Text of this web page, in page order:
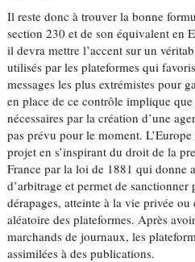
Il reste donc à trouver la bonne
section 230 et de son équivalent en
il devra mettre l’accent sur un
utilisés par les plateformes qui
messages les plus extrémistes pour
en place de ce contrôle implique que
nécessaires par la création d’une
pas prévu pour le moment.
projet en s’inspirant du droit de la
France par la loi de 1881 qui donne
d’arbitrage et permet de sanctionner
dérapages, atteinte à la vie privée
aléatoire des plateformes. Après
marchands de journaux, les
assimilées à des publications.